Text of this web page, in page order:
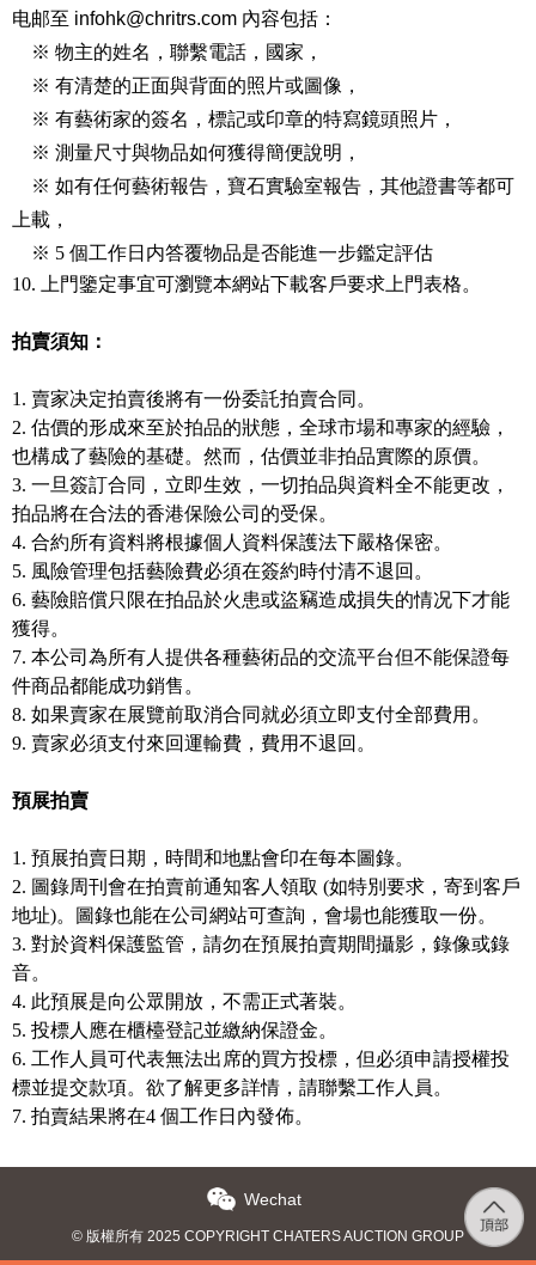
电邮至 infohk@chritrs.com 內容包括：
※ 物主的姓名，聯繫電話，國家，
※ 有清楚的正面與背面的照片或圖像，
※ 有藝術家的簽名，標記或印章的特寫鏡頭照片，
※ 測量尺寸與物品如何獲得簡便說明，
※ 如有任何藝術報告，寶石實驗室報告，其他證書等都可
上載，
※ 5 個工作日内答覆物品是否能進一步鑑定評估
10. 上門鑒定事宜可瀏覽本網站下載客戶要求上門表格。
拍賣須知：
1. 賣家决定拍賣後將有一份委託拍賣合同。
2. 估價的形成來至於拍品的狀態，全球市場和專家的經驗，
也構成了藝險的基礎。然而，估價並非拍品實際的原價。
3. 一旦簽訂合同，立即生效，一切拍品與資料全不能更改，
拍品將在合法的香港保險公司的受保。
4. 合約所有資料將根據個人資料保護法下嚴格保密。
5. 風險管理包括藝險費必須在簽約時付清不退回。
6. 藝險賠償只限在拍品於火患或盜竊造成損失的情况下才能
獲得。
7. 本公司為所有人提供各種藝術品的交流平台但不能保證每
件商品都能成功銷售。
8. 如果賣家在展覽前取消合同就必須立即支付全部費用。
9. 賣家必須支付來回運輸費， 費用不退回 。
預展拍賣
1. 預展拍賣日期，時間和地點會印在每本圖錄。
2. 圖錄周刊會在拍賣前通知客人領取 (如特別要求，寄到客戶
地址)。圖錄也能在公司網站可查詢，會場也能獲取一份。
3. 對於資料保護監管，請勿在預展拍賣期間攝影，錄像或錄
音。
4. 此預展是向公眾開放，不需正式著裝。
5. 投標人應在櫃檯登記並繳納保證金。
6. 工作人員可代表無法出席的買方投標，但必須申請授權投
標並提交款項。欲了解更多詳情，請聯繫工作人員。
7. 拍賣結果將在4 個工作日內發佈。
Wechat
© 版權所有 2025 COPYRIGHT CHATERS AUCTION GROUP